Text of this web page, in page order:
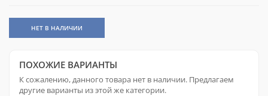
НЕТ В НАЛИЧИИ
ПОХОЖИЕ ВАРИАНТЫ
К сожалению, данного товара нет в наличии. Предлагаем
другие варианты из этой же категории.